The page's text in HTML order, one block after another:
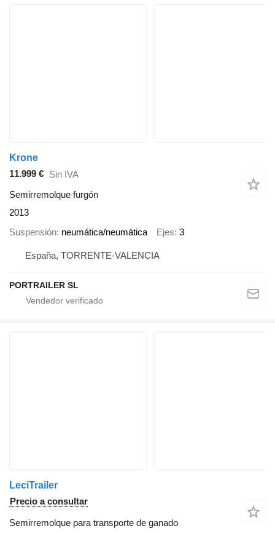
Krone
11.999 € Sin IVA
Semirremolque furgón
2013
Suspensión neumática/neumática Ejes 3
España, TORRENTE-VALENCIA
PORTRAILER SL
LeciTrailer
Precio a consultar
Semirremolque para transporte de ganado